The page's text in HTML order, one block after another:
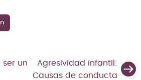
ser un
Agresividad infantil:
Causas de conducta